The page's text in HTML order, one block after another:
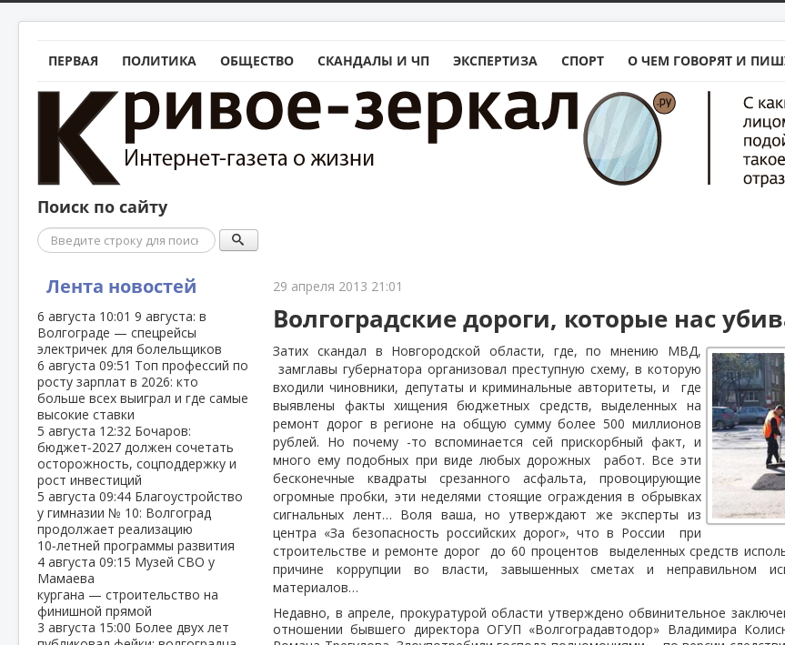
ПЕРВАЯ ПОЛИТИКА ОБЩЕСТВО СКАНДАЛЫ И ЧП ЭКСПЕРТИЗА СПОРТ О ЧЕМ ГОВОРЯТ И
Поиск по сайту
Поиск
Лента новостей
6 августа 10:01 9 августа: в
Волгограде — спецрейсы
электричек для болельщиков
6 августа 09:51 Топ профессий по
росту зарплат в 2026: кто
больше всех выиграл и где самые
высокие ставки
5 августа 12:32 Бочаров:
бюджет‑2027 должен сочетать
осторожность, соцподдержку и
рост инвестиций
5 августа 09:44 Благоустройство
у гимназии № 10: Волгоград
продолжает реализацию
10‑летней программы развития
4 августа 09:15 Музей СВО у
Мамаева
кургана — строительство на
финишной прямой
3 августа 15:00 Более двух лет
29 апреля 2013 21:01
Волгоградские дороги, которые нас
Затих скандал в Новгородской области, где, по мнению МВД,
замглавы губернатора организовал преступную схему, в которую
входили чиновники, депутаты и криминальные авторитеты, и
где
выявлены факты хищения бюджетных средств, выделенных на
ремонт дорог в регионе на общую сумму более 500 миллионов
рублей. Но почему -то вспоминается сей прискорбный факт, и
много ему подобных при виде любых дорожных
работ. Все эти
бесконечные квадраты срезанного асфальта, провоцирующие
огромные пробки, эти неделями стоящие ограждения в обрывках
сигнальных лент… Воля ваша, но утверждают же эксперты из
центра «За безопасность российских дорог», что в России
при
строительстве и ремонте дорог
до 60 процентов
выделенных средств
причине коррупции во власти, завышенных сметах и неправильном
материалов…
Недавно, в апреле, прокуратурой области утверждено обвинительное
отношении бывшего директора ОГУП «Волгоградавтодор» Владимира